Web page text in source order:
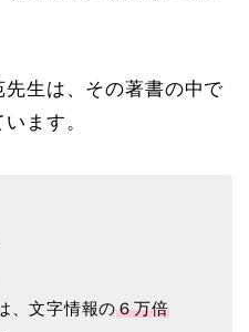
生は、その著書の中で
ます。
、文字情報の６万倍